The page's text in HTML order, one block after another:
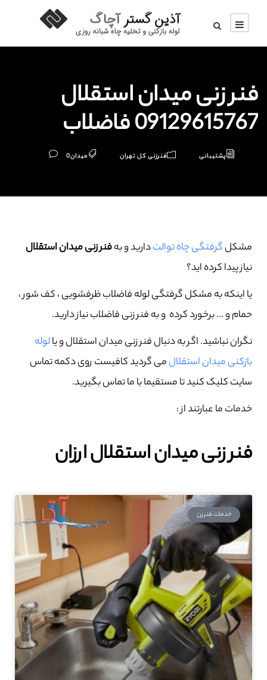
فنر زنی میدان استقلال
09129615767 فاضلاب
پشتیبانی فنرزنی کل تهران میدان0
مشکلگرفتگی چاه توالتدارید و بهفنر زنی میدان استقلال
نیاز پیدا کرده اید؟
یا اینکه به مشکل گرفتگی لوله فاضلاب ظرفشویی ، کف شور ،
حمام و … برخورد کرده و به فنر زنی فاضلاب نیاز دارید.
نگران نباشید. اگر به دنبال فنر زنی میدان استقلال و یالوله
بازکنی میدان استقلالمی گردید کافیست روی دکمه تماس
سایت کلیک کنید تا مستقیما با ما تماس بگیرید.
خدمات ما عبارتند از :
فنر زنی میدان استقلال ارزان
خدمات فنرزن